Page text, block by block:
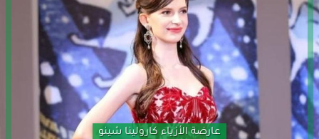
عارضة الأزياء كارولينا شينو